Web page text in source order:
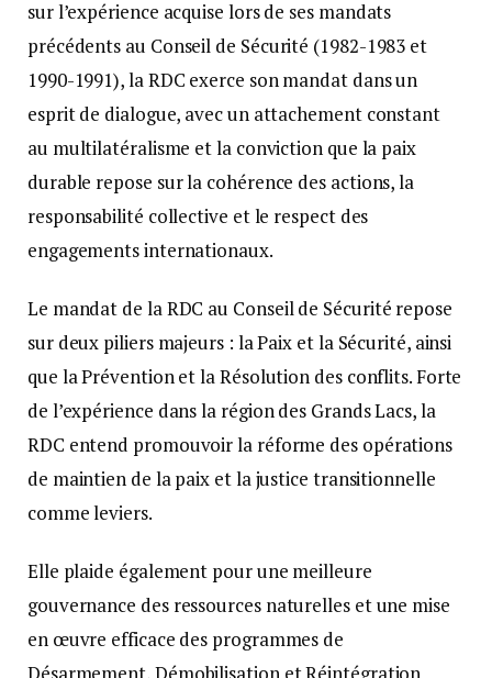
sur l’expérience acquise lors de ses mandats
précédents au Conseil de Sécurité (1982-1983 et
1990-1991), la RDC exerce son mandat dans un
esprit de dialogue, avec un attachement constant
au multilatéralisme et la conviction que la paix
durable repose sur la cohérence des actions, la
responsabilité collective et le respect des
engagements internationaux.
Le mandat de la RDC au Conseil de Sécurité repose
sur deux piliers majeurs : la Paix et la Sécurité, ainsi
que la Prévention et la Résolution des conflits. Forte
de l’expérience dans la région des Grands Lacs, la
RDC entend promouvoir la réforme des opérations
de maintien de la paix et la justice transitionnelle
comme leviers.
Elle plaide également pour une meilleure
gouvernance des ressources naturelles et une mise
en œuvre efficace des programmes de